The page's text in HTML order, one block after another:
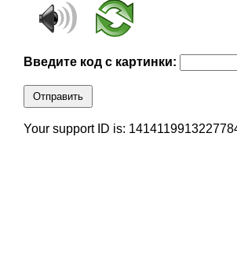
Введите код с картинки:
Отправить
Your support ID is: